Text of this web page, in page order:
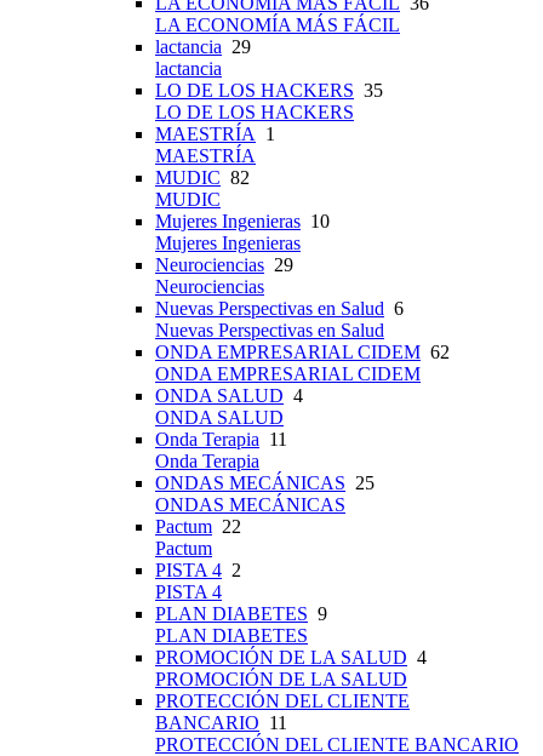
LA ECONOMÍA MÁS FÁCIL
lactancia 29
lactancia
LO DE LOS HACKERS 35
LO DE LOS HACKERS
MAESTRÍA 1
MAESTRÍA
MUDIC 82
MUDIC
Mujeres Ingenieras 10
Mujeres Ingenieras
Neurociencias 29
Neurociencias
Nuevas Perspectivas en Salud 6
Nuevas Perspectivas en Salud
ONDA EMPRESARIAL CIDEM 62
ONDA EMPRESARIAL CIDEM
ONDA SALUD 4
ONDA SALUD
Onda Terapia 11
Onda Terapia
ONDAS MECÁNICAS 25
ONDAS MECÁNICAS
Pactum 22
Pactum
PISTA 4 2
PISTA 4
PLAN DIABETES 9
PLAN DIABETES
PROMOCIÓN DE LA SALUD 4
PROMOCIÓN DE LA SALUD
PROTECCIÓN DEL CLIENTE
BANCARIO 11
PROTECCIÓN DEL CLIENTE BANCARIO